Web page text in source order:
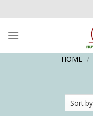
to
content
HOME /